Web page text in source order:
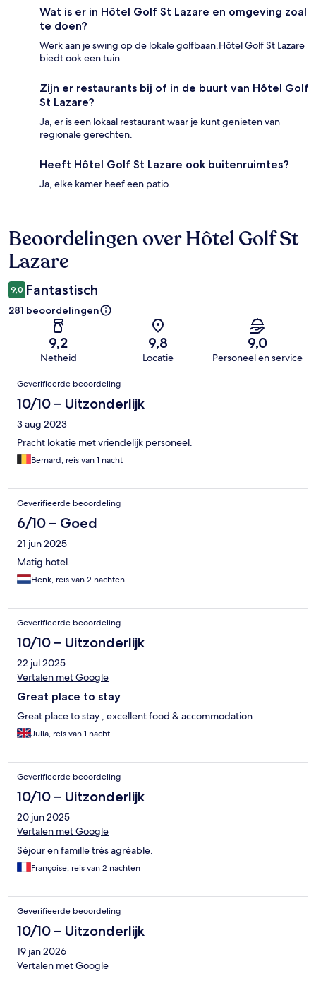
Wat is er in Hôtel Golf St Lazare en omgeving zoal
te doen?
Werk aan je swing op de lokale golfbaan.Hôtel Golf St Lazare
biedt ook een tuin.
Zijn er restaurants bij of in de buurt van Hôtel Golf
St Lazare?
Ja, er is een lokaal restaurant waar je kunt genieten van
regionale gerechten.
Heeft Hôtel Golf St Lazare ook buitenruimtes?
Ja, elke kamer heef een patio.
Beoordelingen
Beoordelingen over Hôtel Golf St
Lazare
9,0 Fantastisch
281 beoordelingen
9,2
Netheid
9,8
Locatie
9,0
Personeel en service
Beoordelingen
Geverifieerde beoordeling
10/10 – Uitzonderlijk
3 aug 2023
Pracht lokatie met vriendelijk personeel.
Bernard, reis van 1 nacht
Geverifieerde beoordeling
6/10 – Goed
21 jun 2025
Matig hotel.
Henk, reis van 2 nachten
Geverifieerde beoordeling
10/10 – Uitzonderlijk
22 jul 2025
Vertalen met Google
Great place to stay
Great place to stay , excellent food & accommodation
Julia, reis van 1 nacht
Geverifieerde beoordeling
10/10 – Uitzonderlijk
20 jun 2025
Vertalen met Google
Séjour en famille très agréable.
Françoise, reis van 2 nachten
Geverifieerde beoordeling
10/10 – Uitzonderlijk
19 jan 2026
Vertalen met Google